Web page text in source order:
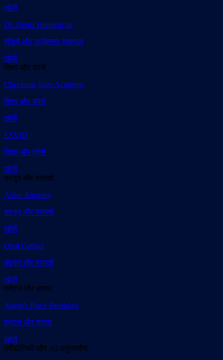
खोलें
Dr. Deniz Heppekcan
सौंदर्य और व्यक्तिगत देखभाल
खोलें
शिक्षा और कोर्स
Checkmat Judo Academy
शिक्षा और कोर्स
खोलें
ESVID
शिक्षा और कोर्स
खोलें
कानून और परामर्श
Aslan Attorney
कानून और परामर्श
खोलें
Onal Gallant
कानून और परामर्श
खोलें
पर्यटन और यात्रा
Aggie's Place Breakfast
पर्यटन और यात्रा
खोलें
प्रौद्योगिकी और AI अनुप्रयोग